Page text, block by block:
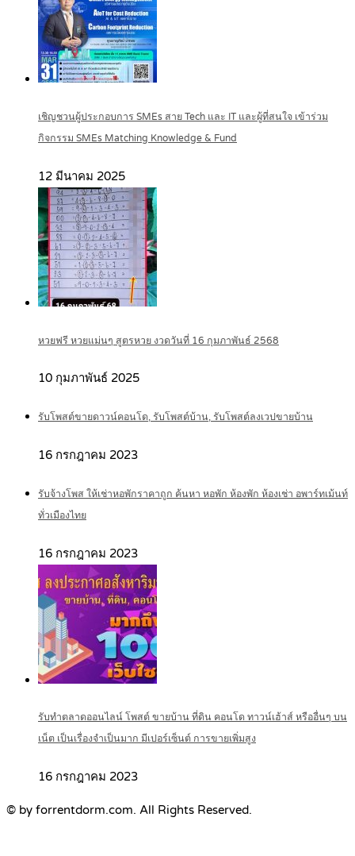
เชิญชวนผู้ประกอบการ SMEs สาย Tech และ IT และผู้ที่สนใจ เข้าร่วม
กิจกรรม SMEs Matching Knowledge & Fund
12 มีนาคม 2025
หวยฟรี หวยแม่นๆ สูตรหวย งวดวันที่ 16 กุมภาพันธ์ 2568
10 กุมภาพันธ์ 2025
รับโพสต์ขายดาวน์คอนโด, รับโพสต์บ้าน, รับโพสต์ลงเวปขายบ้าน
16 กรกฎาคม 2023
รับจ้างโพส ให้เช่าหอพักราคาถูก ค้นหา หอพัก ห้องพัก ห้องเช่า อพาร์ทเม้นท์
ทั่วเมืองไทย
16 กรกฎาคม 2023
รับทำตลาดออนไลน์ โพสต์ ขายบ้าน ที่ดิน คอนโด ทาวน์เฮ้าส์ หรืออื่นๆ บน
เน็ต เป็นเรื่องจำเป็นมาก มีเปอร์เซ็นต์ การขายเพิ่มสูง
16 กรกฎาคม 2023
© by forrentdorm.com. All Rights Reserved.